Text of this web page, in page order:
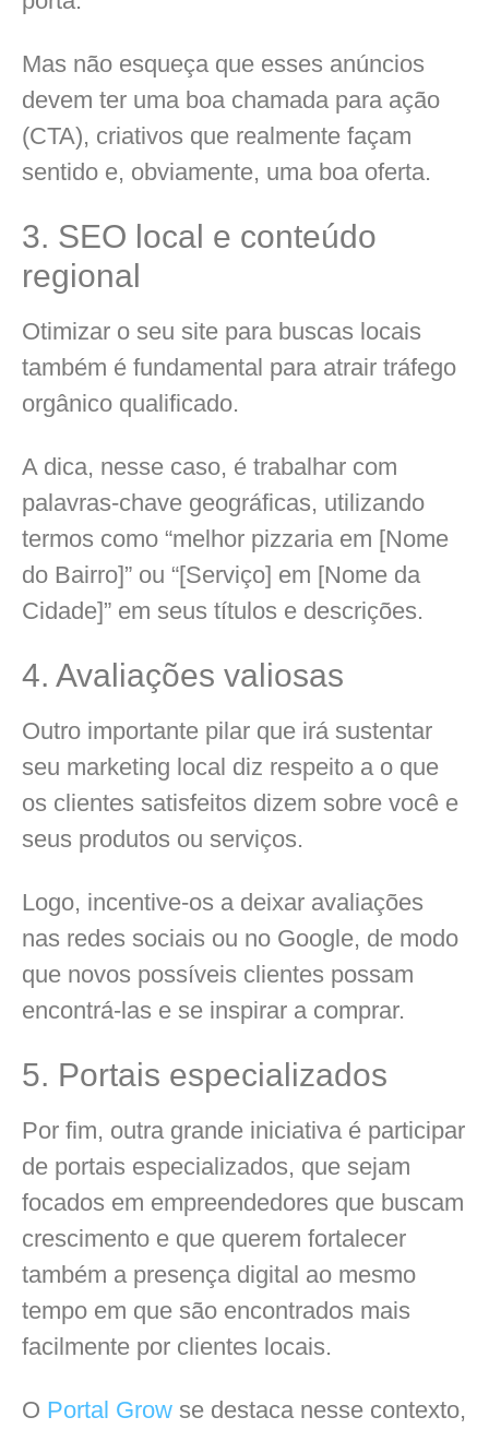
Mas não esqueça que esses anúncios
devem ter uma boa chamada para ação
(CTA), criativos que realmente façam
sentido e, obviamente, uma boa oferta.
3. SEO local e conteúdo
regional
Otimizar o seu site para buscas locais
também é fundamental para atrair tráfego
orgânico qualificado.
A dica, nesse caso, é trabalhar com
palavras-chave geográficas, utilizando
termos como “melhor pizzaria em [Nome
do Bairro]” ou “[Serviço] em [Nome da
Cidade]” em seus títulos e descrições.
4. Avaliações valiosas
Outro importante pilar que irá sustentar
seu marketing local diz respeito a o que
os clientes satisfeitos dizem sobre você e
seus produtos ou serviços.
Logo, incentive-os a deixar avaliações
nas redes sociais ou no Google, de modo
que novos possíveis clientes possam
encontrá-las e se inspirar a comprar.
5. Portais especializados
Por fim, outra grande iniciativa é participar
de portais especializados, que sejam
focados em empreendedores que buscam
crescimento e que querem fortalecer
também a presença digital ao mesmo
tempo em que são encontrados mais
facilmente por clientes locais.
O Portal Grow se destaca nesse contexto,